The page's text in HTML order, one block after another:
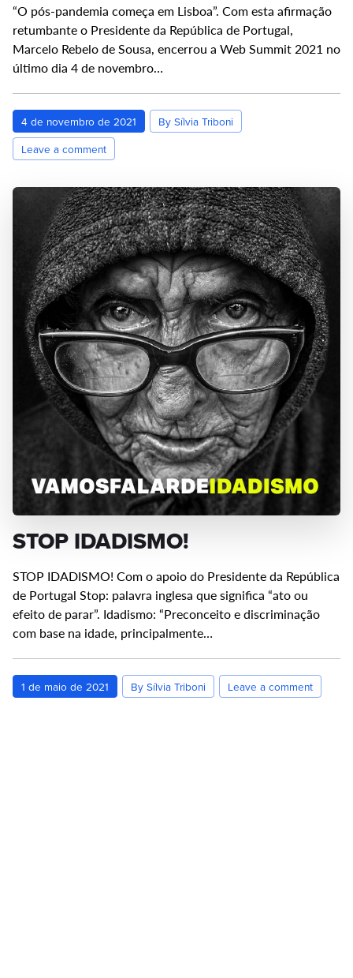
“O pós-pandemia começa em Lisboa”. Com esta afirmação
retumbante o Presidente da República de Portugal,
Marcelo Rebelo de Sousa, encerrou a Web Summit 2021 no
último dia 4 de novembro…
4 de novembro de 2021
By Sílvia Triboni
Leave a comment
STOP IDADISMO!
STOP IDADISMO! Com o apoio do Presidente da República
de Portugal Stop: palavra inglesa que significa “ato ou
efeito de parar”. Idadismo: “Preconceito e discriminação
com base na idade, principalmente…
1 de maio de 2021 By Sílvia Triboni Leave a comment